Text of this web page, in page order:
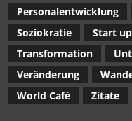
Personalentwicklung
Soziokratie
Start up
Transformation
Veränderung
World Café
Zitate